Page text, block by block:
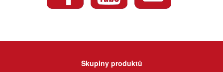
Skupiny produktů